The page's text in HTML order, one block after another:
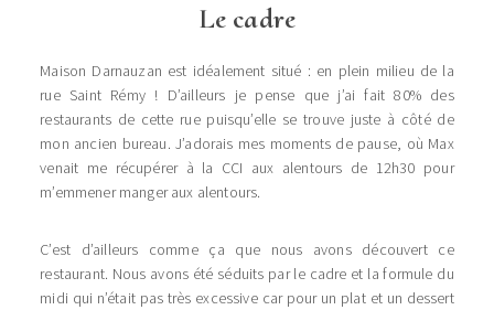
Le cadre
Maison Darnauzan est idéalement situé : en plein milieu de la
rue Saint Rémy ! D’ailleurs je pense que j’ai fait 80% des
restaurants de cette rue puisqu’elle se trouve juste à côté de
mon ancien bureau. J’adorais mes moments de pause, où Max
venait me récupérer à la CCI aux alentours de 12h30 pour
m’emmener manger aux alentours.
C’est d’ailleurs comme ça que nous avons découvert ce
restaurant. Nous avons été séduits par le cadre et la formule du
midi qui n’était pas très excessive car pour un plat et un dessert